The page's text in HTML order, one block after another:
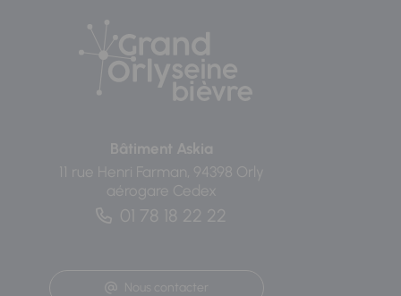
Bâtiment Askia
11 rue Henri Farman, 94398 Orly
aérogare Cedex
01 78 18 22 22
Nous contacter